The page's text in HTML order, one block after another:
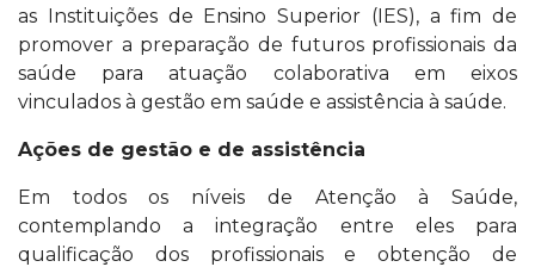
as Instituições de Ensino Superior (IES), a fim de
promover a preparação de futuros profissionais da
saúde para atuação colaborativa em eixos
vinculados à gestão em saúde e assistência à saúde.
Ações de gestão e de assistência
Em todos os níveis de Atenção à Saúde,
contemplando a integração entre eles para
qualificação dos profissionais e obtenção de